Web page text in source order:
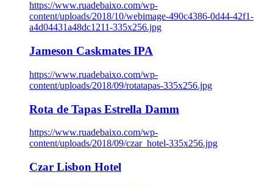
https://www.ruadebaixo.com/wp-
content/uploads/2018/10/webimage-490c4386-0d44-42f1-
a4d04431a48dc1211-335x256.jpg
Jameson Caskmates IPA
https://www.ruadebaixo.com/wp-
content/uploads/2018/09/rotatapas-335x256.jpg
Rota de Tapas Estrella Damm
https://www.ruadebaixo.com/wp-
content/uploads/2018/09/czar_hotel-335x256.jpg
Czar Lisbon Hotel